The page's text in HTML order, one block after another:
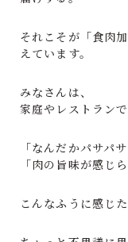
それこそが「食肉
えています。
みなさんは、
家庭やレストラン
「なんだかパサパ
「肉の旨味が感じ
こんなふうに感じ